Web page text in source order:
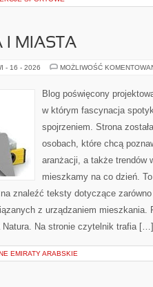
I MIASTA
- 16 - 2026 MOŻLIWOŚĆ
Blog poświęcony
w którym fascynacja
spojrzeniem. Strona
osobach, które chcą
aranżacji, a także trendów
mieszkamy na co dzień.
znaleźć teksty dotyczące
z urządzaniem mieszkania.
Natura. Na stronie czytelnik trafia […]
EMIRATY ARABSKIE